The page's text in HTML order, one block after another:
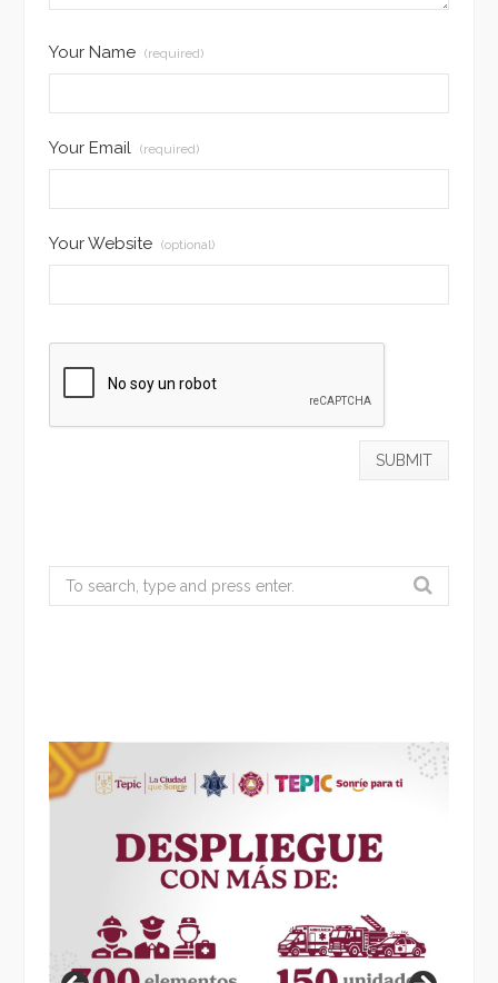
Your Name (required)
Your Email (required)
Your Website (optional)
Search
for: